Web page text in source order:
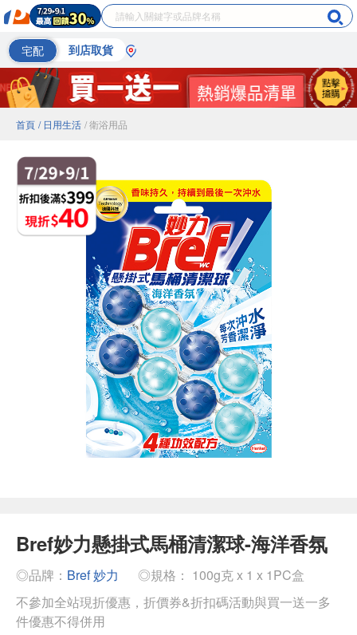
宅配 到店取貨
首頁 / 日用生活 / 衛浴用品
Bref妙力懸掛式馬桶清潔球-海洋香氛
◎品牌： Bref 妙力
◎規格： 100g克 x 1 x 1PC盒
不參加全站現折優惠，折價券&折扣碼活動與買一送一多
件優惠不得併用